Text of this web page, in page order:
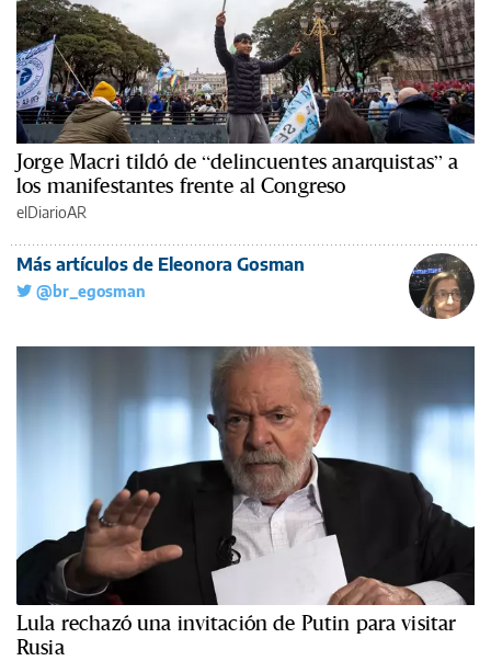
Jorge Macri tildó de “delincuentes anarquistas” a
los manifestantes frente al Congreso
elDiarioAR
Más artículos de Eleonora Gosman
@br_egosman
Lula rechazó una invitación de Putin para visitar
Rusia